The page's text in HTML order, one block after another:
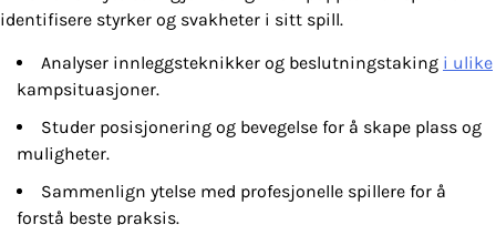
identifisere styrker og svakheter i sitt spill.
Analyser innleggsteknikker og beslutningstaking i ulike
kampsituasjoner.
Studer posisjonering og bevegelse for å skape plass og
muligheter.
Sammenlign ytelse med profesjonelle spillere for å
forstå beste praksis.